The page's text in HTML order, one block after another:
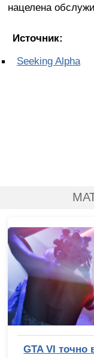
нацелена
Источник:
Seeking Alpha
GTA VI